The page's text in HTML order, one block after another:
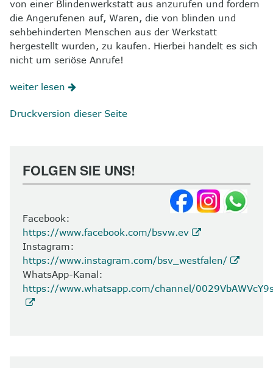
von einer Blindenwerkstatt aus anzurufen und fordern
die Angerufenen auf, Waren, die von blinden und
sehbehinderten Menschen aus der Werkstatt
hergestellt wurden, zu kaufen. Hierbei handelt es sich
nicht um seriöse Anrufe!
weiter lesen
Druckversion dieser Seite
FOLGEN SIE UNS!
Facebook:
https://www.facebook.com/bsvw.ev
Instagram:
https://www.instagram.com/bsv_westfalen/
WhatsApp-Kanal:
https://www.whatsapp.com/channel/